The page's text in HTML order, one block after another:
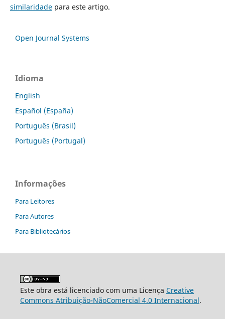
similaridadepara este artigo.
Open Journal Systems
Idioma
English
Español (España)
Português (Brasil)
Português (Portugal)
Informações
Para Leitores
Para Autores
Para Bibliotecários
Este obra está licenciado com uma Licença Creative
Commons Atribuição-NãoComercial 4.0 Internacional.